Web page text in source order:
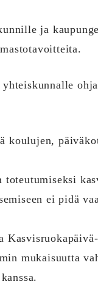
ja
koulujen,
toteutumiseksi
ei pidä
mukaisuutta